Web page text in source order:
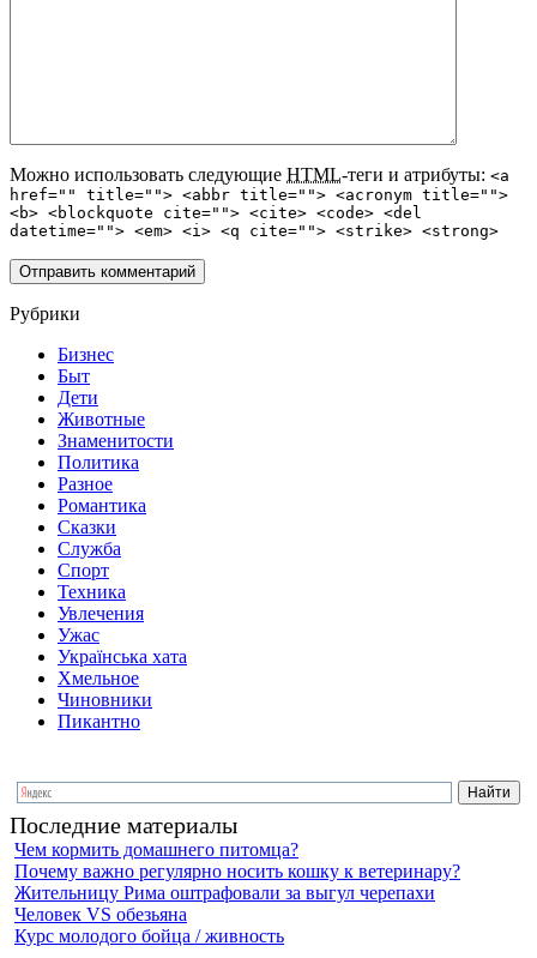
Можно использовать следующие HTML-теги и атрибуты: <a
href="" title=""> <abbr title=""> <acronym title="">
<b> <blockquote cite=""> <cite> <code> <del
datetime=""> <em> <i> <q cite=""> <strike> <strong>
Рубрики
Бизнес
Быт
Дети
Животные
Знаменитости
Политика
Разное
Романтика
Сказки
Служба
Спорт
Техника
Увлечения
Ужас
Українська хата
Хмельное
Чиновники
Пикантно
Последние материалы
Чем кормить домашнего питомца?
Почему важно регулярно носить кошку к ветеринару?
Жительницу Рима оштрафовали за выгул черепахи
Человек VS обезьяна
Курс молодого бойца / живность